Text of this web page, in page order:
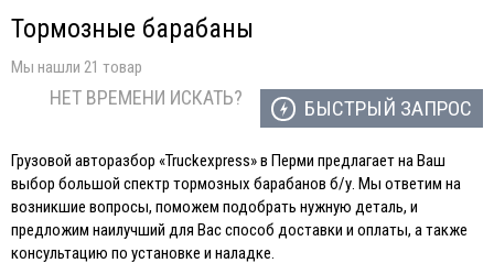
Тормозные барабаны
Мы нашли 21 товар
НЕТ ВРЕМЕНИ ИСКАТЬ? БЫСТРЫЙ ЗАПРОС
Грузовой авторазбор «Truckexpress» в Перми предлагает на Ваш
выбор большой спектр тормозных барабанов б/у. Мы ответим на
возникшие вопросы, поможем подобрать нужную деталь, и
предложим наилучший для Вас способ доставки и оплаты, а также
консультацию по установке и наладке.